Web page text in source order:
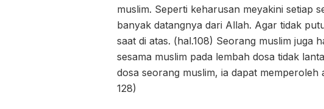
muslim. Seperti keharusan meyakini setiap
banyak datangnya dari Allah. Agar tidak
saat di atas. (hal.108) Seorang muslim juga
sesama muslim pada lembah dosa tidak
dosa seorang muslim, ia dapat
128)